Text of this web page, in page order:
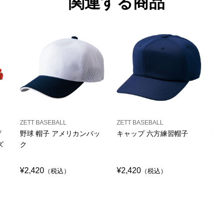
ZETT BASEBALL
野球 帽子 アメリカンバッ
ク
¥2,420 （税込）
ZETT BASEBALL
キャップ 六方練習帽子
¥2,420 （税込）